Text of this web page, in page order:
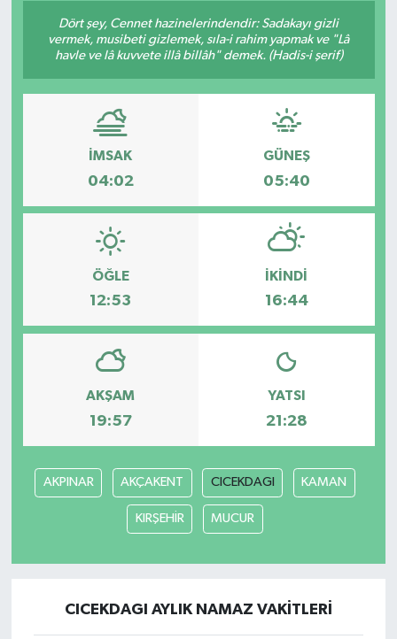
Dört şey, Cennet hazinelerindendir: Sadakayı gizli
vermek, musibeti gizlemek, sıla-i rahim yapmak ve "Lâ
havle ve lâ kuvvete illâ billâh" demek. (Hadis-i şerif)
İMSAK
04:02
GÜNEŞ
05:40
ÖĞLE
12:53
İKINDI
16:44
AKŞAM
19:57
YATSI
21:28
AKPINAR AKÇAKENT CICEKDAGI KAMAN
KIRŞEHİR MUCUR
CICEKDAGI AYLIK NAMAZ VAKITLERI
Siyaset
Spor
Vefat Edenler
Yaşam